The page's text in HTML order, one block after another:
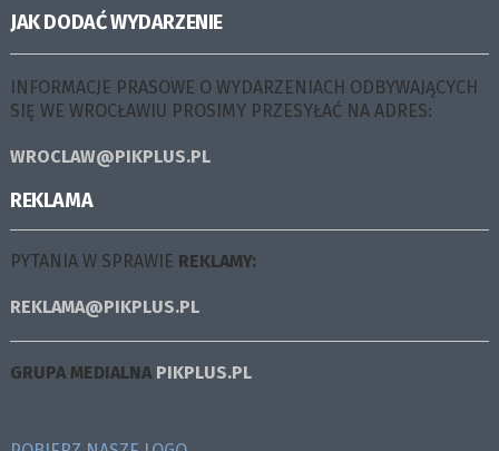
JAK DODAĆ WYDARZENIE
INFORMACJE PRASOWE O WYDARZENIACH ODBYWAJĄCYCH
SIĘ WE WROCŁAWIU PROSIMY PRZESYŁAĆ NA ADRES:
WROCLAW@PIKPLUS.PL
REKLAMA
PYTANIA W SPRAWIE REKLAMY:
REKLAMA@PIKPLUS.PL
GRUPA MEDIALNA PIKPLUS.PL